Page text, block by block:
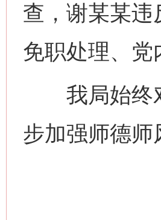
查，谢某某
免职处理、
我局始终对
步加强师德